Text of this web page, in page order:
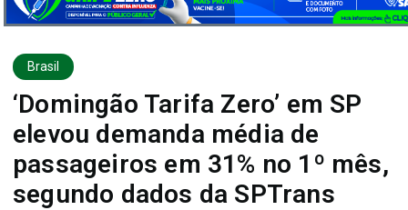
Brasil
‘Domingão Tarifa Zero’ em SP
elevou demanda média de
passageiros em 31% no 1º mês,
segundo dados da SPTrans